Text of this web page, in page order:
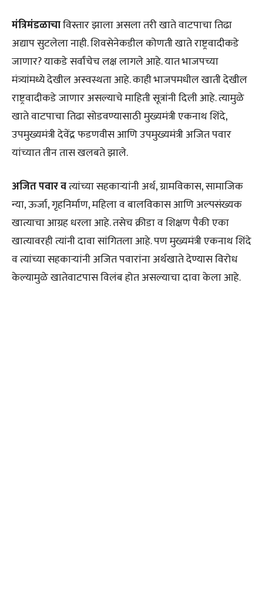
मंत्रिमंडळाचाविस्तार झाला असला तरी खाते वाटपाचा तिढा
अद्याप सुटलेला नाही. शिवसेनेकडील कोणती खाते राष्ट्रवादीकडे
जाणार? याकडे सर्वांचेच लक्ष लागले आहे. यात भाजपच्या
मंत्र्यांमध्ये देखील अस्वस्थता आहे. काही भाजपमधील खाती देखील
राष्ट्रवादीकडे जाणार असल्याचे माहिती सूत्रांनी दिली आहे. त्यामुळे
खाते वाटपाचा तिढा सोडवण्यासाठी मुख्यमंत्री एकनाथ शिंदे,
उपमुख्यमंत्री देवेंद्र फडणवीस आणि उपमुख्यमंत्री अजित पवार
यांच्यात तीन तास खलबते झाले.
अजित पवार वत्यांच्या सहकाऱ्यांनी अर्थ, ग्रामविकास, सामाजिक
न्या, ऊर्जा, गृहनिर्माण, महिला व बालविकास आणि अल्पसंख्यक
खात्याचा आग्रह धरला आहे. तसेच क्रीडा व शिक्षण पैकी एका
खात्यावरही त्यांनी दावा सांगितला आहे. पण मुख्यमंत्री एकनाथ शिंदे
व त्यांच्या सहकाऱ्यांनी अजित पवारांना अर्थखाते देण्यास विरोध
केल्यामुळे खातेवाटपास विलंब होत असल्याचा दावा केला आहे.